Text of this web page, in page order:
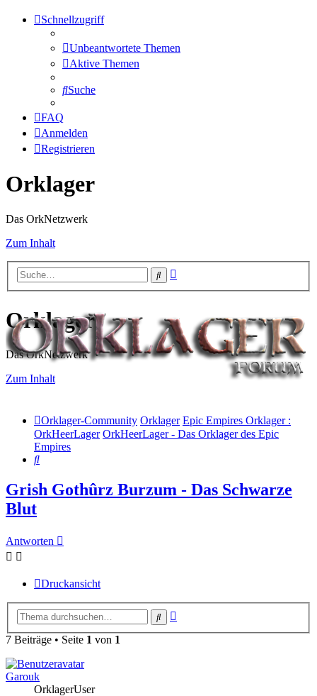
Schnellzugriff
Unbeantwortete Themen
Aktive Themen
Suche
FAQ
Anmelden
Registrieren
Orklager
Das OrkNetzwerk
Zum Inhalt
Suche
Orklager
Das OrkNetzwerk
Zum Inhalt
Orklager-Community Orklager Epic Empires Orklager :
OrkHeerLager OrkHeerLager - Das Orklager des Epic
Empires
Suche
Grish Gothûrz Burzum - Das Schwarze
Blut
Antworten
Druckansicht
Suche
7 Beiträge • Seite 1 von 1
Garouk
OrklagerUser